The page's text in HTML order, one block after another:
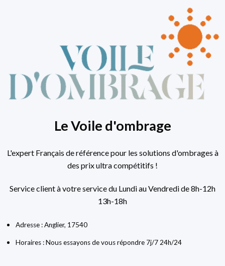
Le Voile d'ombrage
L'expert Français de référence pour les solutions d'ombrages à
des prix ultra compétitifs !
Service client à votre service du Lundi au Vendredi de 8h-12h
13h-18h
Adresse : Anglier, 17540
Horaires : Nous essayons de vous répondre 7j/7 24h/24